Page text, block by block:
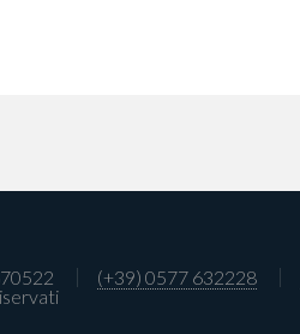
(+39) 0577 632228